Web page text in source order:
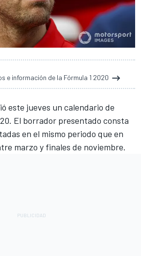
e información de la Fórmula 1 2020
este jueves un calendario de
. El borrador presentado consta
en el mismo periodo que en
marzo y finales de noviembre.